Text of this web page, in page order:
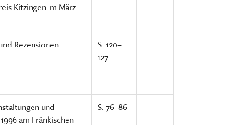
Kitzingen im März
Rezensionen
S. 120–
127
und
am Fränkischen
S. 76–86